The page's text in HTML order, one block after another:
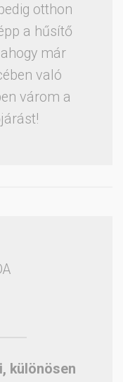
otthon
a hűsítő
már
való
várom a
különösen